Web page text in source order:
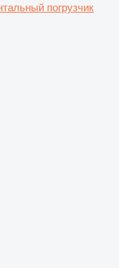
погрузчик